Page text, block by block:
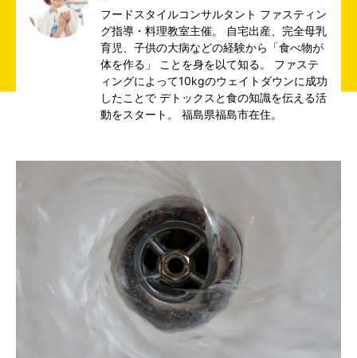
フードスタイルコンサルタント ファスティン
グ指導・料理教室主催。 自宅出産、完全母乳
育児、子供の大病などの経験から「食べ物が
体を作る」 ことを身を以て知る。 ファステ
ィングによって10kgのウェイトダウンに成功
したことで デトックスと食の知識を伝える活
動をスタート。 福島県福島市在住。